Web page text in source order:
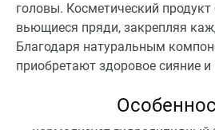
головы. Косметический
вьющиеся пряди, закрепляя
Благодаря натуральным
приобретают здоровое сияние